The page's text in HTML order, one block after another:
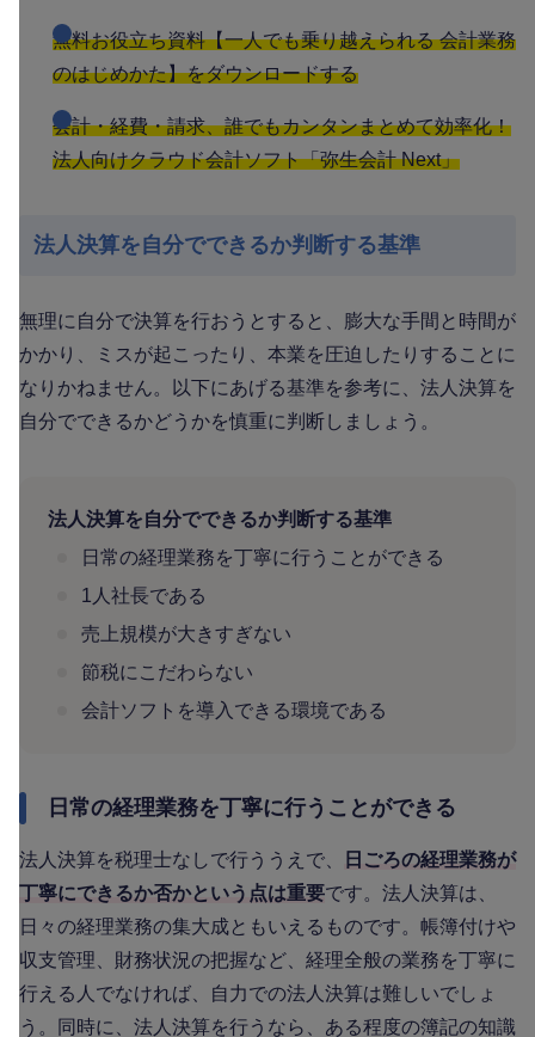
無料お役立ち資料【一人でも乗り越えられる 会計業務
のはじめかた】をダウンロードする
会計・経費・請求、誰でもカンタンまとめて効率化！
法人向けクラウド会計ソフト「弥生会計 Next」
法人決算を自分でできるか判断する基準
無理に自分で決算を行おうとすると、膨大な手間と時間が
かかり、ミスが起こったり、本業を圧迫したりすることに
なりかねません。以下にあげる基準を参考に、法人決算を
自分でできるかどうかを慎重に判断しましょう。
法人決算を自分でできるか判断する基準
日常の経理業務を丁寧に行うことができる
1人社長である
売上規模が大きすぎない
節税にこだわらない
会計ソフトを導入できる環境である
日常の経理業務を丁寧に行うことができる
法人決算を税理士なしで行ううえで、
日ごろの経理業務が
丁寧にできるか否かという点は重要です。法人決算は、
日々の経理業務の集大成ともいえるものです。帳簿付けや
収支管理、財務状況の把握など、経理全般の業務を丁寧に
行える人でなければ、自力での法人決算は難しいでしょ
う。同時に、法人決算を行うなら、ある程度の簿記の知識